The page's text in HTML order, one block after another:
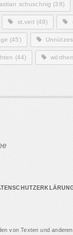
schuschnig (38)
st.veit(49)
(45)
(44)
von Texten und